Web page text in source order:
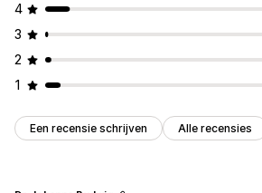
4
3
2
1
Een recensie schrijven Alle recensies